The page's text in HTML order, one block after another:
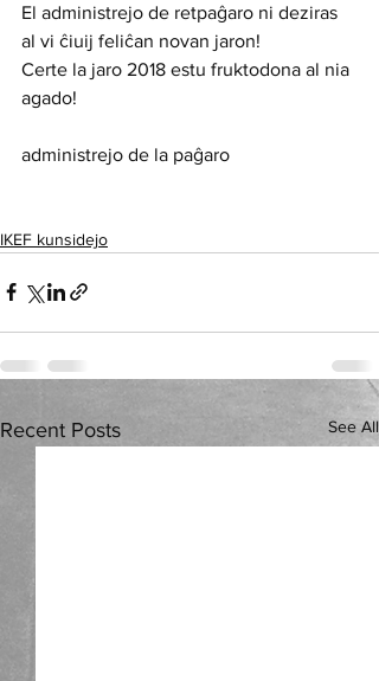
El administrejo de retpaĝaro ni deziras
al vi ĉiuij feliĉan novan jaron!
Certe la jaro 2018 estu fruktodona al nia
agado!
administrejo de la paĝaro
IKEF kunsidejo
Recent Posts See All